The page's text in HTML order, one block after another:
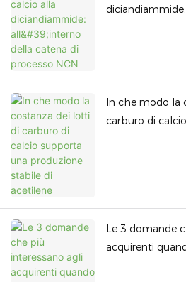
In che modo la
carburo di
Le 3 domande
acquirenti